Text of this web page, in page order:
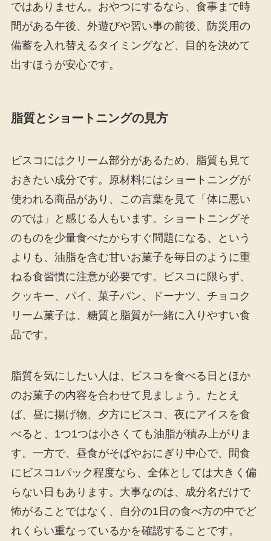
ではありません。おやつにするなら、食事まで時
間がある午後、外遊びや習い事の前後、防災用の
備蓄を入れ替えるタイミングなど、目的を決めて
出すほうが安心です。
脂質とショートニングの見方
ビスコにはクリーム部分があるため、脂質も見て
おきたい成分です。原材料にはショートニングが
使われる商品があり、この言葉を見て「体に悪い
のでは」と感じる人もいます。ショートニングそ
のものを少量食べたからすぐ問題になる、という
よりも、油脂を含む甘いお菓子を毎日のように重
ねる食習慣に注意が必要です。ビスコに限らず、
クッキー、パイ、菓子パン、ドーナツ、チョコク
リーム菓子は、糖質と脂質が一緒に入りやすい食
品です。
脂質を気にしたい人は、ビスコを食べる日とほか
のお菓子の内容を合わせて見ましょう。たとえ
ば、昼に揚げ物、夕方にビスコ、夜にアイスを食
べると、1つ1つは小さくても油脂が積み上がりま
す。一方で、昼食がそばやおにぎり中心で、間食
にビスコ1パック程度なら、全体としては大きく偏
らない日もあります。大事なのは、成分名だけで
怖がることではなく、自分の1日の食べ方の中でど
れくらい重なっているかを確認することです。